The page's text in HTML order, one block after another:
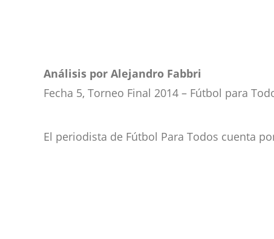
Análisis por Alejandro Fabbri
Fecha 5, Torneo Final 2014 – Fútbol para
El periodista de Fútbol Para Todos cuenta